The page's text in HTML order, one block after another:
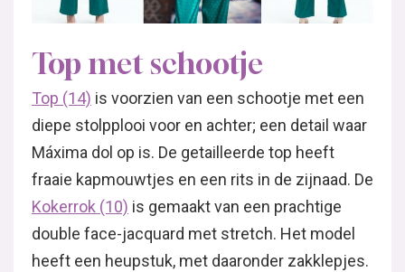
Top met schootje
Top (14) is voorzien van een schootje met een
diepe stolpplooi voor en achter; een detail waar
Máxima dol op is. De getailleerde top heeft
fraaie kapmouwtjes en een rits in de zijnaad. De
Kokerrok (10) is gemaakt van een prachtige
double face-jacquard met stretch. Het model
heeft een heupstuk, met daaronder zakklepjes.